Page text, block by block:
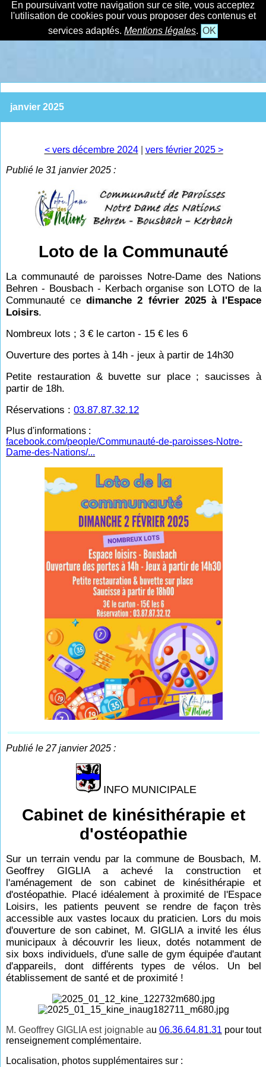
En poursuivant votre navigation sur ce site, vous acceptez
l'utilisation de cookies pour vous proposer des contenus et
services adaptés. Mentions légales. OK
janvier 2025
< vers décembre 2024| vers février 2025 >
Publié le 31 janvier 2025 :
Loto de la Communauté
La communauté de paroisses Notre-Dame des Nations
Behren - Bousbach - Kerbach organise son LOTO de la
Communauté cedimanche 2 février 2025 à l'Espace
Loisirs.
Nombreux lots ; 3 € le carton - 15 € les 6
Ouverture des portes à 14h - jeux à partir de 14h30
Petite restauration & buvette sur place ; saucisses à
partir de 18h.
Réservations :03.87.87.32.12
Plus d'informations :
facebook.com/people/Communauté-de-paroisses-Notre-
Dame-des-Nations/...
Publié le 27 janvier 2025 :
INFO MUNICIPALE
Cabinet de kinésithérapie et
d'ostéopathie
Sur un terrain vendu par la commune de Bousbach, M.
Geoffrey GIGLIA a achevé la construction et
l'aménagement de son cabinet de kinésithérapie et
d'ostéopathie. Placé idéalement à proximité de l'Espace
Loisirs, les patients peuvent se rendre de façon très
accessible aux vastes locaux du praticien. Lors du mois
d'ouverture de son cabinet, M. GIGLIA a invité les élus
municipaux à découvrir les lieux, dotés notamment de
six boxs individuels, d'une salle de gym équipée d'autant
d'appareils, dont différents types de vélos. Un bel
établissement de santé et de proximité !
M. Geoffrey GIGLIA est joignable au 06.36.64.81.31 pour tout
renseignement complémentaire.
Localisation, photos supplémentaires sur :